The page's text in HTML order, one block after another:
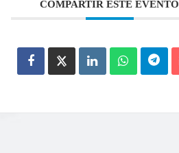
COMPARTIR ESTE EVENTO